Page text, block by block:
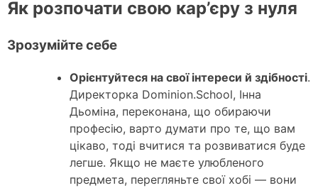
Як розпочати свою кар’єру з нуля
Зрозумійте себе
Орієнтуйтеся на свої інтереси й здібності.
Директорка Dominion.School, Інна
Дьоміна, переконана, що обираючи
професію, варто думати про те, що вам
цікаво, тоді вчитися та розвиватися буде
легше. Якщо не маєте улюбленого
предмета, перегляньте свої хобі — вони